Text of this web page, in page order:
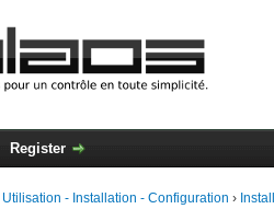
Register
Utilisation - Installation - Configuration ›